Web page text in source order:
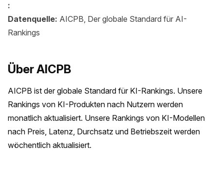
:
Datenquelle: AICPB, Der globale Standard für AI-
Rankings
Über AICPB
AICPB ist der globale Standard für KI-Rankings. Unsere
Rankings von KI-Produkten nach Nutzern werden
monatlich aktualisiert. Unsere Rankings von KI-Modellen
nach Preis, Latenz, Durchsatz und Betriebszeit werden
wöchentlich aktualisiert.